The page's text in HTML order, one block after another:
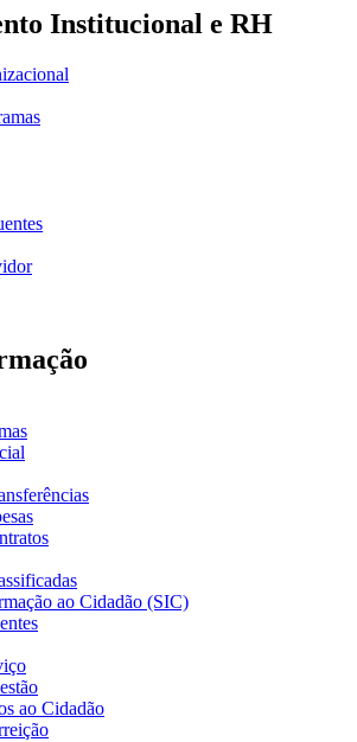
Institucional e RH
ao Cidadão (SIC)
ao Cidadão